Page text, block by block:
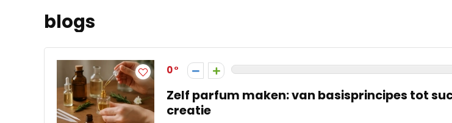
blogs
0
Zelf parfum maken: van basisprincipes tot
creatie